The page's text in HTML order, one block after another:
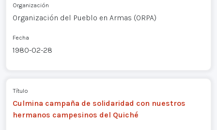
Organización
Organización del Pueblo en Armas (ORPA)
Fecha
1980-02-28
Título
Culmina campaña de solidaridad con nuestros
hermanos campesinos del Quiché